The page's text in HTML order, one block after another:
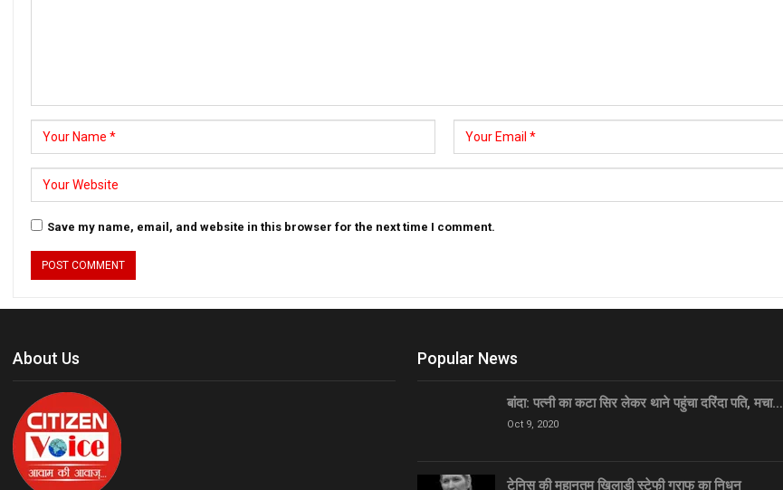
Save my name, email, and website in this browser for the next time I comment.
About Us Popular News
बांदा: पत्नी का कटा सिर लेकर थाने पहुंचा दरिंदा पति, मचा…
Oct 9, 2020
टेनिस की महानतम खिलाड़ी स्टेफी ग्राफ का निधन